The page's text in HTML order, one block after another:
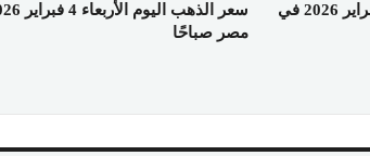
سعر الذهب اليوم الخميس 5 فبراير 2026 في
مصر صباحًا